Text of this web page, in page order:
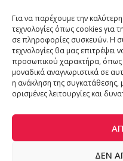
Για να παρέχουμε την
τεχνολογίες όπως cookies για
σε πληροφορίες συσκευών. Η
τεχνολογίες θα μας επιτρέψει
προσωπικού χαρακτήρα, όπως
μοναδικά αναγνωριστικά σε
η ανάκληση της συγκατάθεσης,
ορισμένες λειτουργίες και
ΔΕΝ
ΤΗΛΕΦΩΝΟ: +30 211
EMAIL:info@welldone.com.gr